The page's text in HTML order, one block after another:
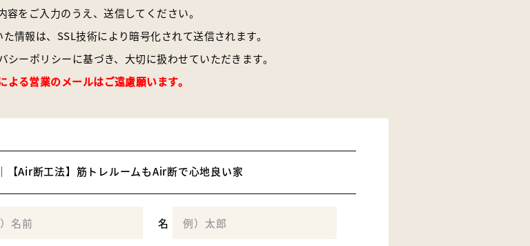
容をご入力のうえ、送信してください。
情報は、 SSL技術により暗号化されて送信されます。
シーポリシーに基づき、 大切に扱わせていただきます。
よる営業のメールはご遠慮願います。
名